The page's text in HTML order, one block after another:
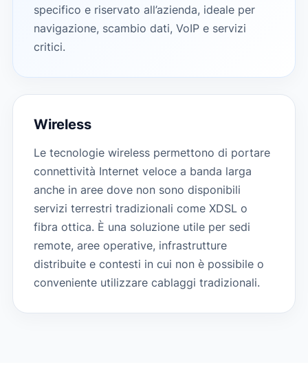
specifico e riservato all’azienda, ideale per
navigazione, scambio dati, VoIP e servizi
critici.
Wireless
Le tecnologie wireless permettono di portare
connettività Internet veloce a banda larga
anche in aree dove non sono disponibili
servizi terrestri tradizionali come XDSL o
fibra ottica. È una soluzione utile per sedi
remote, aree operative, infrastrutture
distribuite e contesti in cui non è possibile o
conveniente utilizzare cablaggi tradizionali.